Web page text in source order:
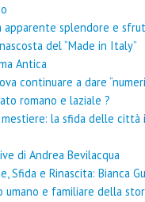
apparente splendore e
del “Made in Italy”
Antica
continuare a dare
romano e laziale ?
la sfida delle città
di Andrea Bevilacqua
Sfida e Rinascita: Bianca
umano e familiare della